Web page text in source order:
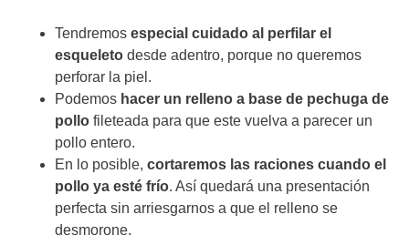
Tendremos especial cuidado al perfilar el
esqueleto desde adentro, porque no queremos
perforar la piel.
Podemos hacer un relleno a base de pechuga de
pollo fileteada para que este vuelva a parecer un
pollo entero.
En lo posible, cortaremos las raciones cuando el
pollo ya esté frío. Así quedará una presentación
perfecta sin arriesgarnos a que el relleno se
desmorone.